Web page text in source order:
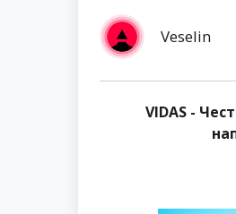
Veselin
VIDAS -